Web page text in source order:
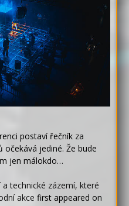
postaví řečník za
očekává jediné. Že bude
jen málokdo…
technické zázemí, které
akce first appeared on